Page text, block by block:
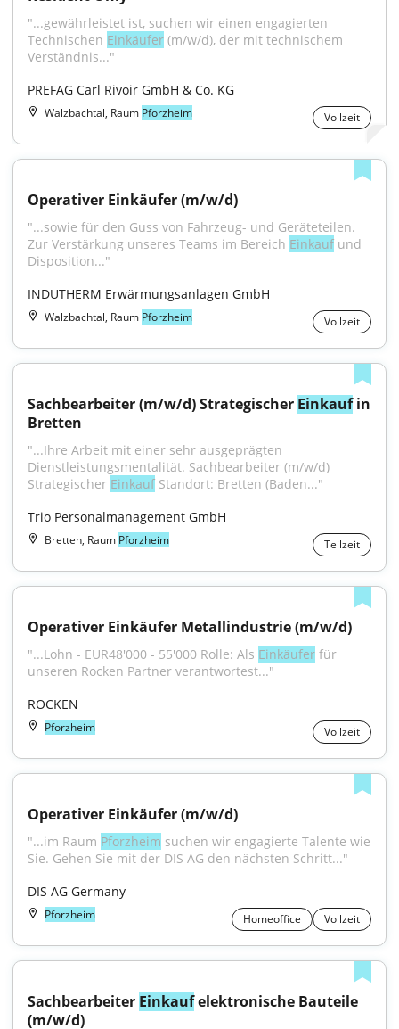
"...gewährleistet ist, suchen wir einen engagierten
Technischen Einkäufer (m/w/d), der mit technischem
Verständnis..."
PREFAG Carl Rivoir GmbH & Co. KG
Walzbachtal, Raum Pforzheim Vollzeit
Operativer Einkäufer (m/w/d)
"...sowie für den Guss von Fahrzeug- und Geräteteilen.
Zur Verstärkung unseres Teams im Bereich Einkauf und
Disposition..."
INDUTHERM Erwärmungsanlagen GmbH
Walzbachtal, Raum Pforzheim Vollzeit
Sachbearbeiter (m/w/d) Strategischer Einkauf in
Bretten
"...Ihre Arbeit mit einer sehr ausgeprägten
Dienstleistungsmentalität. Sachbearbeiter (m/w/d)
Strategischer Einkauf Standort: Bretten (Baden..."
Trio Personalmanagement GmbH
Bretten, Raum Pforzheim Teilzeit
Operativer Einkäufer Metallindustrie (m/w/d)
"...Lohn - EUR48'000 - 55'000 Rolle: Als Einkäufer für
unseren Rocken Partner verantwortest..."
ROCKEN
Pforzheim Vollzeit
Operativer Einkäufer (m/w/d)
"...im Raum Pforzheim suchen wir engagierte Talente wie
Sie. Gehen Sie mit der DIS AG den nächsten Schritt..."
DIS AG Germany
Pforzheim Homeoffice Vollzeit
Sachbearbeiter Einkauf elektronische Bauteile
(m/w/d)